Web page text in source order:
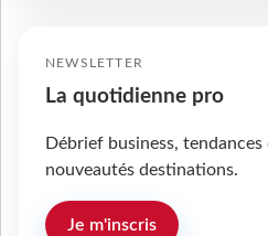
NEWSLETTER
La quotidienne pro
Débrief business,
nouveautés destinations.
Je m'inscris